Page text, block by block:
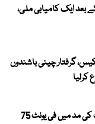
بعد ایک کامیابی ملی،
گرفتار چینی باشندوں
بجلی مزید مہنگی، فیول ایڈجسٹمنٹ کی مد میں فی یونٹ 75